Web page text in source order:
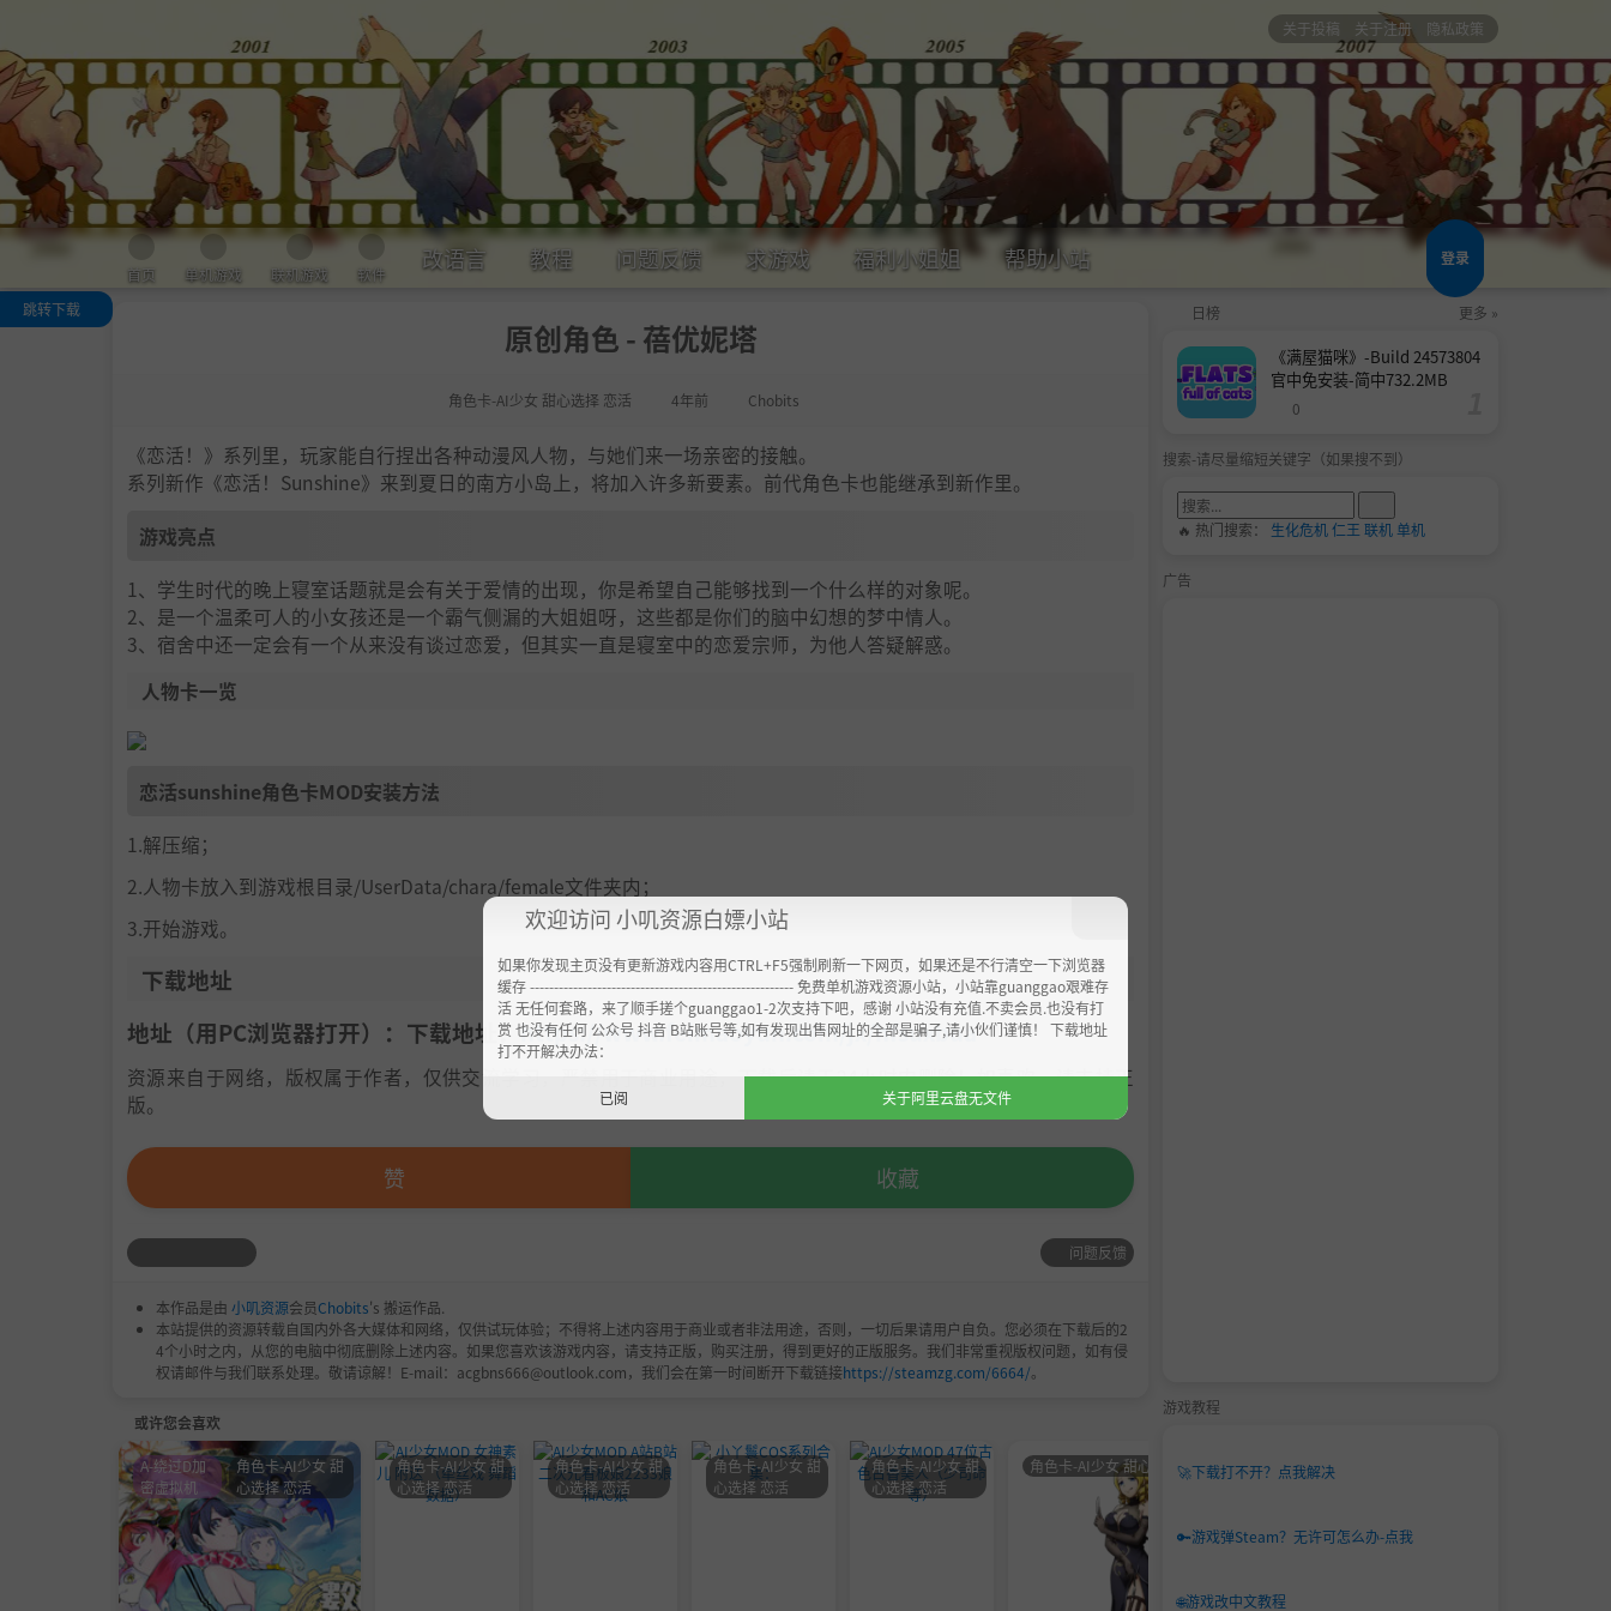
关于投稿 关于注册 隐私政策
首页 单机游戏 联机游戏 软件
改语言 教程 问题反馈 求游戏 福利小姐姐 帮助小站 登录
原创角色 - 蓓优妮塔
角色卡-AI少女 甜心选择 恋活 4年前 Chobits
跳转下载
《恋活！》系列里，玩家能自行捏出各种动漫风人物，与她们来一场亲密的接触。
系列新作《恋活！Sunshine》来到夏日的南方小岛上，将加入许多新要素。前代角色卡也能继承到新作里。
游戏亮点
1、学生时代的晚上寝室话题就是会有关于爱情的出现，你是希望自己能够找到一个什么样的对象呢。
2、是一个温柔可人的小女孩还是一个霸气侧漏的大姐姐呀，这些都是你们的脑中幻想的梦中情人。
3、宿舍中还一定会有一个从来没有谈过恋爱，但其实一直是寝室中的恋爱宗师，为他人答疑解惑。
人物卡一览
恋活sunshine角色卡MOD安装方法
1.解压缩；
2.人物卡放入到游戏根目录/UserData/chara/female文件夹内；
3.开始游戏。
下载地址
地址（用PC浏览器打开）：下载地址：https://www.feimaoyun.com/jx/hfsuxbua
资源来自于网络，版权属于作者，仅供交流学习，严禁用于商业用途，下载后请于24小时内删除！如喜欢，请支持正
版。
赞 收藏
问题反馈
本作品是由 小叽资源会员Chobits's 搬运作品.
本站提供的资源转载自国内外各大媒体和网络，仅供试玩体验；不得将上述内容用于商业或者非法用途，否则，一切后果请用户自负。您必须在下载后的2
4个小时之内，从您的电脑中彻底删除上述内容。如果您喜欢该游戏内容，请支持正版，购买注册，得到更好的正版服务。我们非常重视版权问题，如有侵
权请邮件与我们联系处理。敬请谅解！E-mail：acgbns666@outlook.com，我们会在第一时间断开下载链接https://steamzg.com/6664/。
或许您会喜欢
A-绕过D加
密虚拟机
角色卡-AI少女 甜
心选择 恋活
角色卡-AI少女 甜
心选择 恋活
角色卡-AI少女 甜
心选择 恋活
角色卡-AI少女 甜
心选择 恋活
角色卡-AI少女 甜
心选择 恋活
角色卡-AI少女 甜心选择 恋活
男主
日榜 更多 »
《满屋猫咪》-Build 24573804
官中免安装-简中732.2MB
0
搜索-请尽量缩短关键字（如果搜不到）
🔥 热门搜索： 生化危机仁王 联机单机
广告
游戏教程
🚀下载打不开？点我解决
🔑游戏弹Steam？无许可怎么办-点我
🌐游戏改中文教程
欢迎访问 小叽资源白嫖小站
如果你发现主页没有更新游戏内容用CTRL+F5强制刷新一下网页，如果还是不行清空一下浏览器
缓存 ------------------------------------------------------- 免费单机游戏资源小站，小站靠guanggao艰难存
活 无任何套路，来了顺手搓个guanggao1-2次支持下吧，感谢 小站没有充值.不卖会员.也没有打
赏 也没有任何 公众号 抖音 B站账号等,如有发现出售网址的全部是骗子,请小伙们谨慎！ 下载地址
打不开解决办法：
已阅 关于阿里云盘无文件